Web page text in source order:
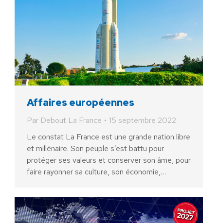
Affaires européennes
Par Debout La France
15 septembre 2022
Le constat La France est une grande nation libre
et millénaire. Son peuple s’est battu pour
protéger ses valeurs et conserver son âme, pour
faire rayonner sa culture, son économie,…